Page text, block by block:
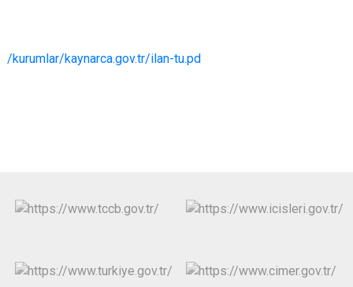
Kaynarca
Erenler
/kurumlar/kaynarca.gov.tr/ilan-tu.pd